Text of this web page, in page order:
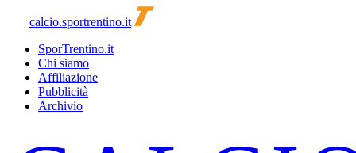
calcio.sportrentino.it
SporTrentino.it
Chi siamo
Affiliazione
Pubblicità
Archivio